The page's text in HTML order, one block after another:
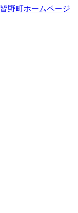
野町ホームページ